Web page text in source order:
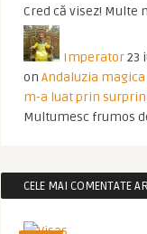
Cred că visez! Multe
Imperator23
on Andaluzia magica
m-a luat prin
Multumesc frumos
CELE MAI COMENTATE